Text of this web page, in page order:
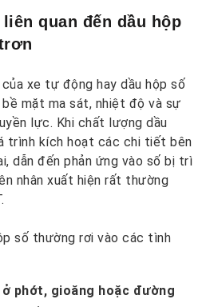
quan đến dầu hộp
xe tự động hay dầu hộp số
mặt ma sát, nhiệt độ và sự
lực. Khi chất lượng dầu
trình kích hoạt các chi tiết bên
dẫn đến phản ứng vào số bị trì
nhân xuất hiện rất thường
số thường rơi vào các tình
phớt, gioăng hoặc đường